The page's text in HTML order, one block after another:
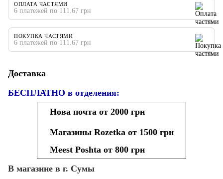
ОПЛАТА ЧАСТЯМИ
6 платежей по 111.67 грн
ПОКУПКА ЧАСТЯМИ
6 платежей по 111.67 грн
Доставка
БЕСПЛАТНО в отделения:
Нова почта от 2000 грн
Магазины Rozetka от 1500 грн
Meest Poshta от 800 грн
В магазине в г. Сумы